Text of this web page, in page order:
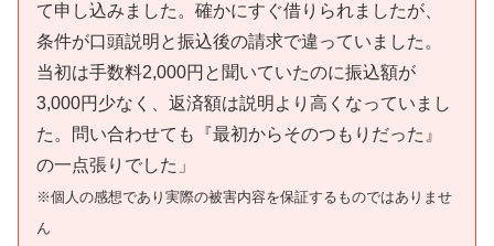
て申し込みました。確かにすぐ借りられましたが、
条件が口頭説明と振込後の請求で違っていました。
当初は手数料2,000円と聞いていたのに振込額が
3,000円少なく、返済額は説明より高くなっていまし
た。問い合わせても『最初からそのつもりだった』
の一点張りでした」
※個人の感想であり実際の被害内容を保証するものではありませ
ん